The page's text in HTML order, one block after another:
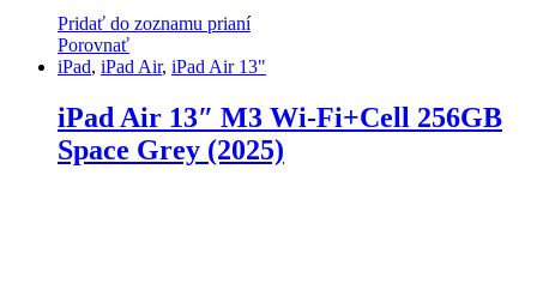
Pridať do zoznamu prianí
Porovnať
iPad, iPad Air, iPad Air 13"
iPad Air 13″ M3 Wi-Fi+Cell 256GB
Space Grey (2025)